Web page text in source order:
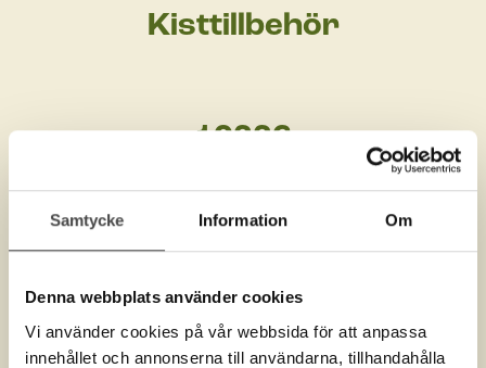
Samtycke Information Om
Denna webbplats använder cookies
Vi använder cookies på vår webbsida för att anpassa
innehållet och annonserna till användarna, tillhandahålla
Kisttillbehör
10226